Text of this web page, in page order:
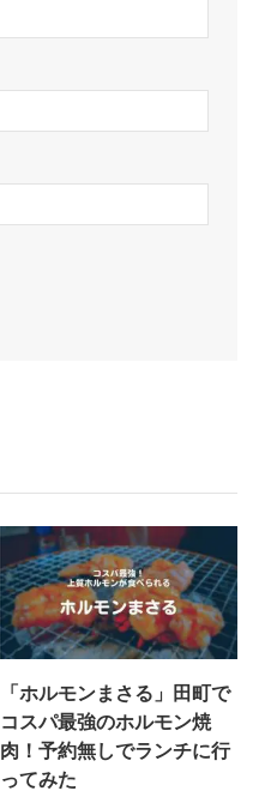
「ホルモンまさる」田町で
コスパ最強のホルモン焼
肉！予約無しでランチに行
ってみた